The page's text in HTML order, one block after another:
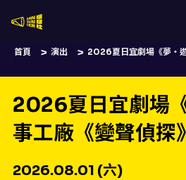
首頁 演出 2026夏日宜劇場《夢‧遊
2026夏日宜劇場
事工廠《變聲偵探》
2026.08.01 (六)